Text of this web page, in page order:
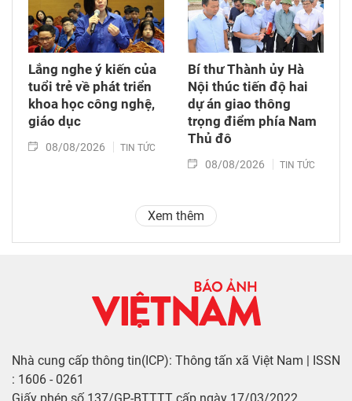
Lắng nghe ý kiến của
tuổi trẻ về phát triển
khoa học công nghệ,
giáo dục
08/08/2026 TIN TỨC
Bí thư Thành ủy Hà
Nội thúc tiến độ hai
dự án giao thông
trọng điểm phía Nam
Thủ đô
08/08/2026 TIN TỨC
Xem thêm
Nhà cung cấp thông tin(ICP): Thông tấn xã Việt Nam | ISSN
: 1606 - 0261